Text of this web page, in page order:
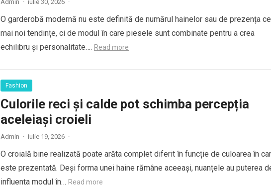
Admin · iulie 30, 2026 ·
O garderobă modernă nu este definită de numărul hainelor sau de prezența
mai noi tendințe, ci de modul în care piesele sunt combinate pentru a crea
echilibru și personalitate…. Read more
Fashion
Culorile reci și calde pot schimba percepția
aceleiași croieli
Admin · iulie 19, 2026 ·
O croială bine realizată poate arăta complet diferit în funcție de culoarea în
este prezentată. Deși forma unei haine rămâne aceeași, nuanțele au puterea
influența modul în… Read more